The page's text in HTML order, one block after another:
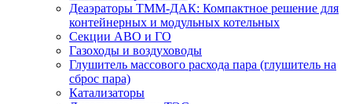
Деаэраторы ТММ-ДАК: Компактное решение для
контейнерных и модульных котельных
Секции АВО и ГО
Газоходы и воздуховоды
Глушитель массового расхода пара (глушитель на
сброс пара)
Катализаторы